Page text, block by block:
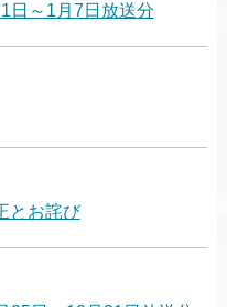
日～1月7日放送分
とお詫び